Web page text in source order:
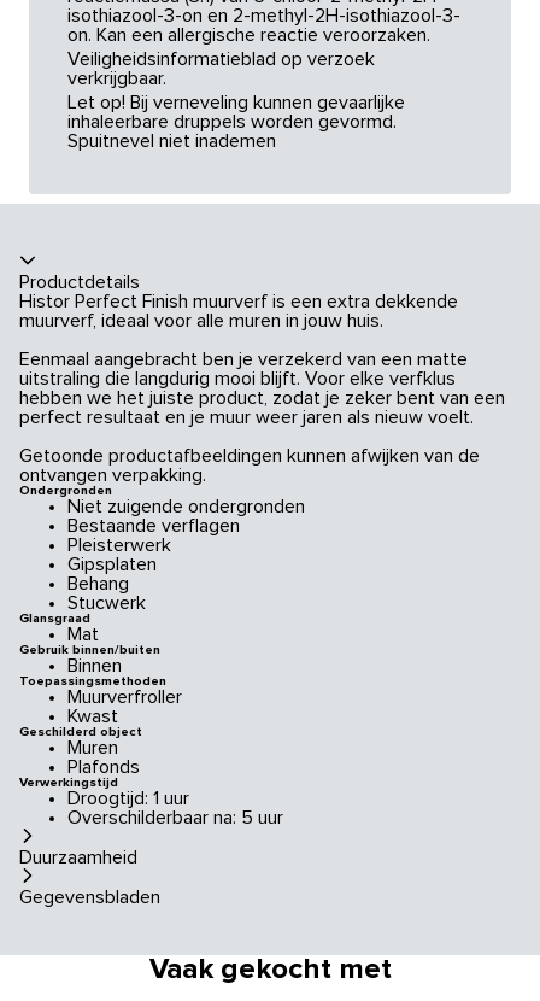
isothiazool-3-on en 2-methyl-2H-isothiazool-3-
on. Kan een allergische reactie veroorzaken.
Veiligheidsinformatieblad op verzoek
verkrijgbaar.
Let op! Bij verneveling kunnen gevaarlijke
inhaleerbare druppels worden gevormd.
Spuitnevel niet inademen
Productdetails
Histor Perfect Finish muurverf is een extra dekkende
muurverf, ideaal voor alle muren in jouw huis.
Eenmaal aangebracht ben je verzekerd van een matte
uitstraling die langdurig mooi blijft. Voor elke verfklus
hebben we het juiste product, zodat je zeker bent van een
perfect resultaat en je muur weer jaren als nieuw voelt.
Getoonde productafbeeldingen kunnen afwijken van de
ontvangen verpakking.
Ondergronden
Niet zuigende ondergronden
Bestaande verflagen
Pleisterwerk
Gipsplaten
Behang
Stucwerk
Glansgraad
Mat
Gebruik binnen/buiten
Binnen
Toepassingsmethoden
Muurverfroller
Kwast
Geschilderd object
Muren
Plafonds
Verwerkingstijd
Droogtijd: 1 uur
Overschilderbaar na: 5 uur
Duurzaamheid
Gegevensbladen
Vaak gekocht met